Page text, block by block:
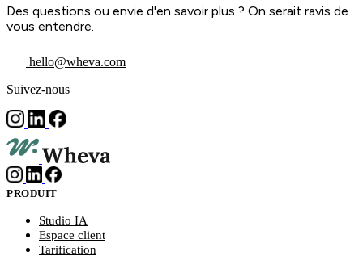
Des questions ou envie d'en savoir plus ? On serait ravis de
vous entendre.
hello@wheva.com
Suivez-nous
PRODUIT
Studio IA
Espace client
Tarification